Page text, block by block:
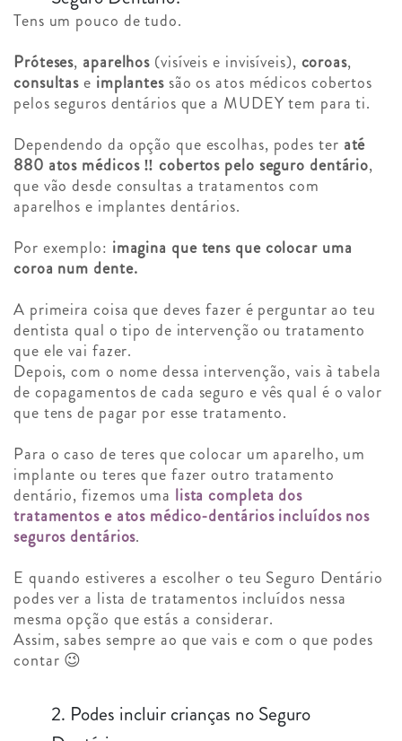
Tens um pouco de tudo.
Próteses, aparelhos (visíveis e invisíveis), coroas,
consultase implantessão os atos médicos cobertos
pelos seguros dentários que a MUDEY tem para ti.
Dependendo da opção que escolhas, podes ter até
880 atos médicos ‼️ cobertos pelo seguro dentário,
que vão desde consultas a tratamentos com
aparelhos e implantes dentários.
Por exemplo: imagina que tens que colocar uma
coroa num dente.
A primeira coisa que deves fazer é perguntar ao teu
dentista qual o tipo de intervenção ou tratamento
que ele vai fazer.
Depois, com o nome dessa intervenção, vais à tabela
de copagamentos de cada seguro e vês qual é o valor
que tens de pagar por esse tratamento.
Para o caso de teres que colocar um aparelho, um
implante ou teres que fazer outro tratamento
dentário, fizemos uma lista completa dos
tratamentos e atos médico-dentários incluídos nos
seguros dentários.
E quando estiveres a escolher o teu Seguro Dentário
podes ver a lista de tratamentos incluídos nessa
mesma opção que estás a considerar.
Assim, sabes sempre ao que vais e com o que podes
contar 😉
2. Podes incluir crianças no Seguro